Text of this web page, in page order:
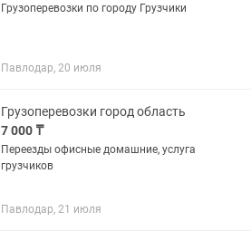
Грузоперевозки по городу Грузчики
Павлодар, 20 июля
Грузоперевозки город область
7 000 ₸
Переезды офисные домашние, услуга
грузчиков
Павлодар, 21 июля